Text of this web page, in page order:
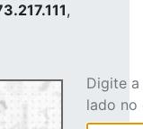
,
Digite
lado no